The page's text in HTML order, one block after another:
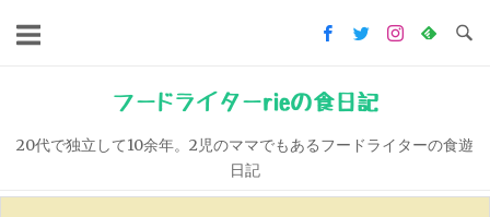
フードライターrieの食日記
20代で独立して10余年。2児のママでもあるフードライターの食遊
日記